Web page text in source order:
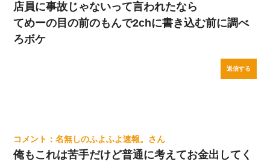
店員に事故じゃないって言われたなら
てめーの目の前のもんで2chに書き込む前に調べ
ろボケ
返信する
名無しのふよふよ速報。
俺もこれは苦手だけど普通に考えてお金出してく